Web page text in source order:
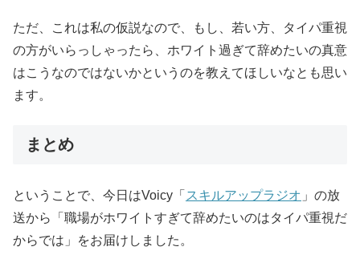
ただ、これは私の仮説なので、もし、若い方、タイパ重視
の方がいらっしゃったら、ホワイト過ぎて辞めたいの真意
はこうなのではないかというのを教えてほしいなとも思い
ます。
まとめ
ということで、今日はVoicy「 スキルアップラジオ 」の放
送から「職場がホワイトすぎて辞めたいのはタイパ重視だ
からでは」をお届けしました。